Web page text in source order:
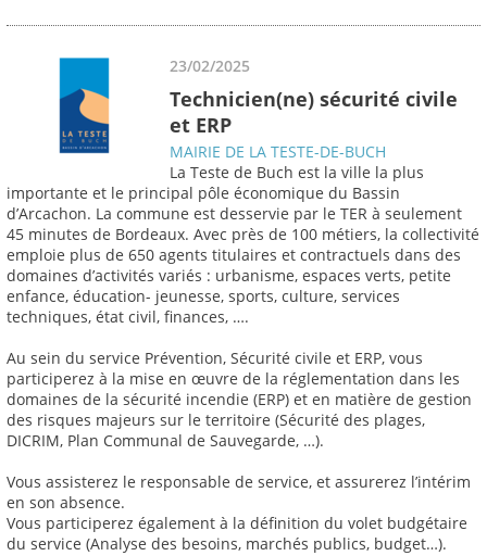
23/02/2025
Technicien(ne) sécurité civile
et ERP
MAIRIE DE LA TESTE-DE-BUCH
La Teste de Buch est la ville la plus
importante et le principal pôle économique du Bassin
d’Arcachon. La commune est desservie par le TER à seulement
45 minutes de Bordeaux. Avec près de 100 métiers, la collectivité
emploie plus de 650 agents titulaires et contractuels dans des
domaines d’activités variés : urbanisme, espaces verts, petite
enfance, éducation- jeunesse, sports, culture, services
techniques, état civil, finances, ….
Au sein du service Prévention, Sécurité civile et ERP, vous
participerez à la mise en œuvre de la réglementation dans les
domaines de la sécurité incendie (ERP) et en matière de gestion
des risques majeurs sur le territoire (Sécurité des plages,
DICRIM, Plan Communal de Sauvegarde, …).
Vous assisterez le responsable de service, et assurerez l’intérim
en son absence.
Vous participerez également à la définition du volet budgétaire
du service (Analyse des besoins, marchés publics, budget…).